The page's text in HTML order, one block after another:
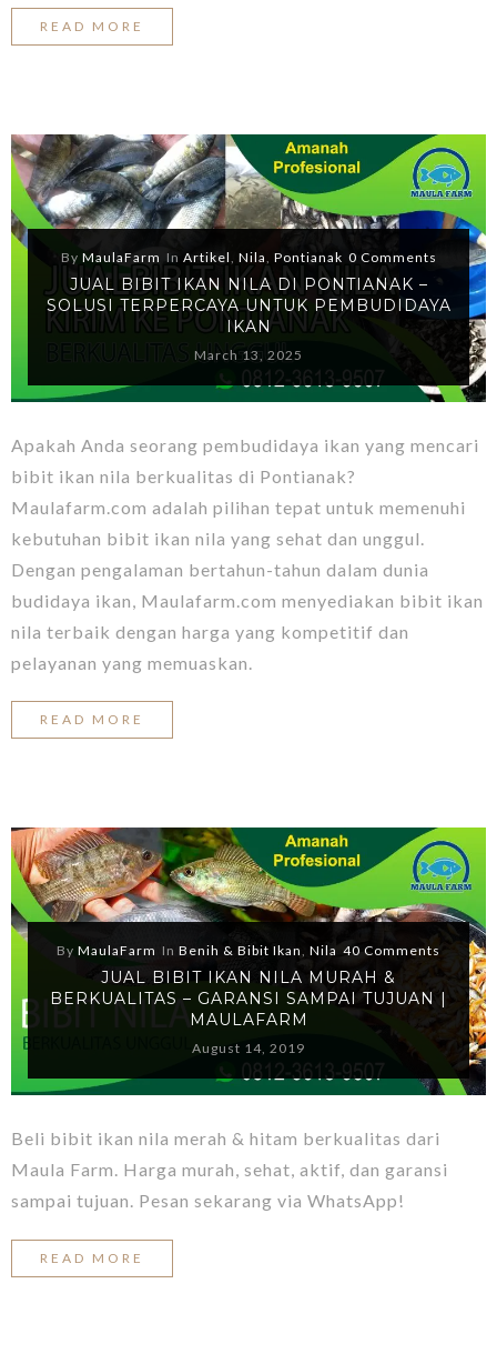
READ MORE
By MaulaFarm In Artikel Nila Pontianak 0 Comments
JUAL BIBIT IKAN NILA DI PONTIANAK –
SOLUSI TERPERCAYA UNTUK PEMBUDIDAYA
IKAN
March 13, 2025
Apakah Anda seorang pembudidaya ikan yang mencari
bibit ikan nila berkualitas di Pontianak?
Maulafarm.com adalah pilihan tepat untuk memenuhi
kebutuhan bibit ikan nila yang sehat dan unggul.
Dengan pengalaman bertahun-tahun dalam dunia
budidaya ikan, Maulafarm.com menyediakan bibit ikan
nila terbaik dengan harga yang kompetitif dan
pelayanan yang memuaskan.
READ MORE
By MaulaFarm In Benih & Bibit Ikan, Nila 40 Comments
JUAL BIBIT IKAN NILA MURAH &
BERKUALITAS – GARANSI SAMPAI TUJUAN |
MAULAFARM
August 14, 2019
Beli bibit ikan nila merah & hitam berkualitas dari
Maula Farm. Harga murah, sehat, aktif, dan garansi
sampai tujuan. Pesan sekarang via WhatsApp!
READ MORE